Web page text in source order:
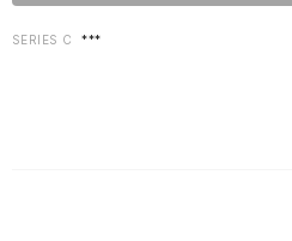
SERIES C ***